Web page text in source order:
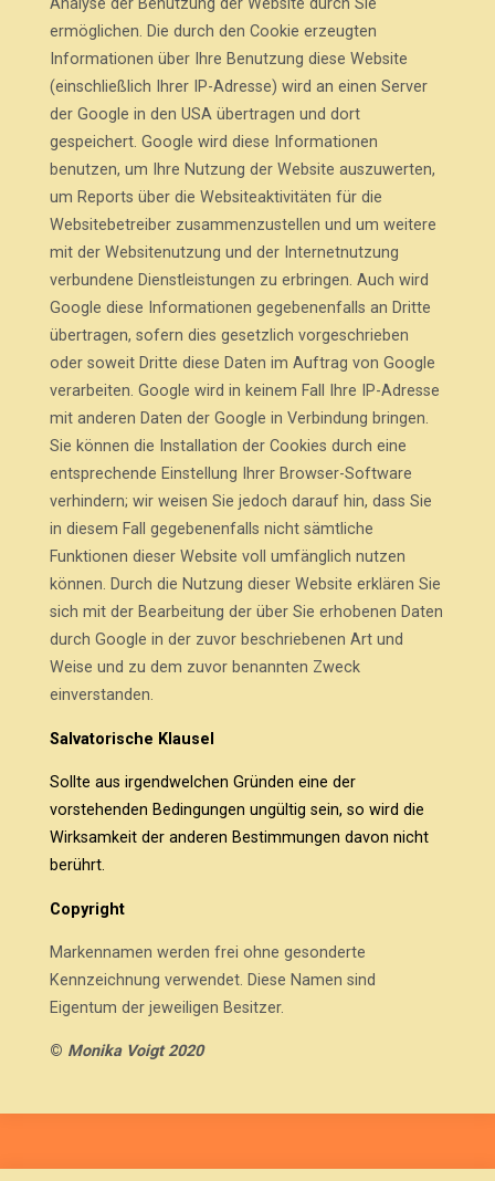
Analyse der Benutzung der Website durch Sie
ermöglichen. Die durch den Cookie erzeugten
Informationen über Ihre Benutzung diese Website
(einschließlich Ihrer IP-Adresse) wird an einen Server
der Google in den USA übertragen und dort
gespeichert. Google wird diese Informationen
benutzen, um Ihre Nutzung der Website auszuwerten,
um Reports über die Websiteaktivitäten für die
Websitebetreiber zusammenzustellen und um weitere
mit der Websitenutzung und der Internetnutzung
verbundene Dienstleistungen zu erbringen. Auch wird
Google diese Informationen gegebenenfalls an Dritte
übertragen, sofern dies gesetzlich vorgeschrieben
oder soweit Dritte diese Daten im Auftrag von Google
verarbeiten. Google wird in keinem Fall Ihre IP-Adresse
mit anderen Daten der Google in Verbindung bringen.
Sie können die Installation der Cookies durch eine
entsprechende Einstellung Ihrer Browser-Software
verhindern; wir weisen Sie jedoch darauf hin, dass Sie
in diesem Fall gegebenenfalls nicht sämtliche
Funktionen dieser Website voll umfänglich nutzen
können. Durch die Nutzung dieser Website erklären Sie
sich mit der Bearbeitung der über Sie erhobenen Daten
durch Google in der zuvor beschriebenen Art und
Weise und zu dem zuvor benannten Zweck
einverstanden.
Salvatorische Klausel
Sollte aus irgendwelchen Gründen eine der
vorstehenden Bedingungen ungültig sein, so wird die
Wirksamkeit der anderen Bestimmungen davon nicht
berührt.
Copyright
Markennamen werden frei ohne gesonderte
Kennzeichnung verwendet. Diese Namen sind
Eigentum der jeweiligen Besitzer.
© Monika Voigt 2020